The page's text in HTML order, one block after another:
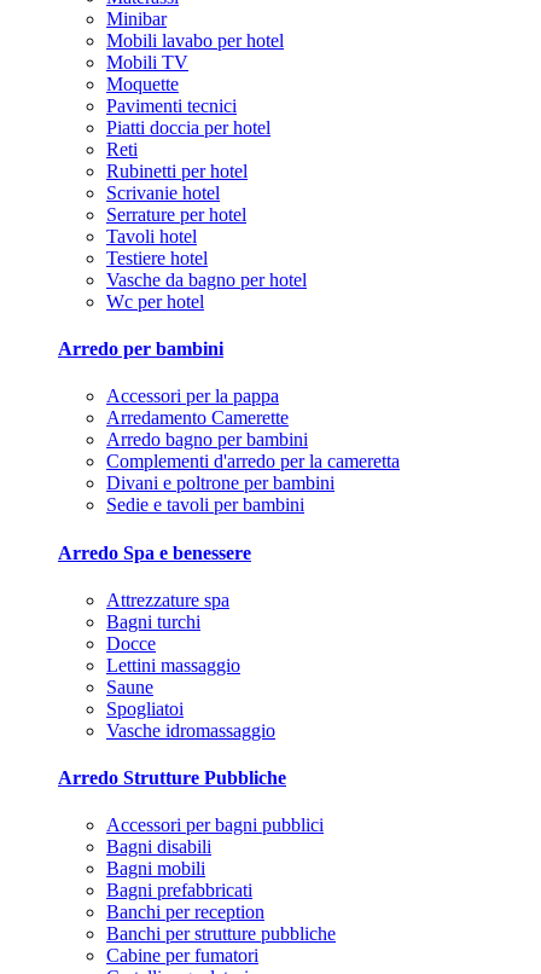
Minibar
Mobili lavabo per hotel
Mobili TV
Moquette
Pavimenti tecnici
Piatti doccia per hotel
Reti
Rubinetti per hotel
Scrivanie hotel
Serrature per hotel
Tavoli hotel
Testiere hotel
Vasche da bagno per hotel
Wc per hotel
Arredo per bambini
Accessori per la pappa
Arredamento Camerette
Arredo bagno per bambini
Complementi d'arredo per la cameretta
Divani e poltrone per bambini
Sedie e tavoli per bambini
Arredo Spa e benessere
Attrezzature spa
Bagni turchi
Docce
Lettini massaggio
Saune
Spogliatoi
Vasche idromassaggio
Arredo Strutture Pubbliche
Accessori per bagni pubblici
Bagni disabili
Bagni mobili
Bagni prefabbricati
Banchi per reception
Banchi per strutture pubbliche
Cabine per fumatori